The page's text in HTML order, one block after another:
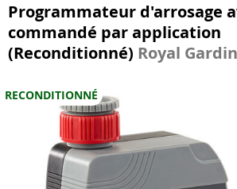
Programmateur d'arrosage
commandé par application
(Reconditionné) Royal
RECONDITIONNÉ